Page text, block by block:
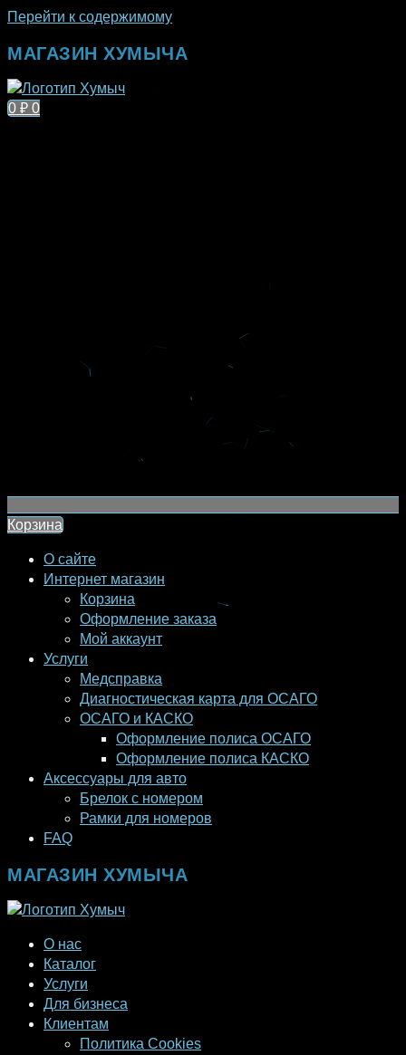
Перейти к содержимому
МАГАЗИН ХУМЫЧА
0 ₽ 0
Корзина
О сайте
Интернет магазин
Корзина
Оформление заказа
Мой аккаунт
Услуги
Медсправка
Диагностическая карта для ОСАГО
ОСАГО и КАСКО
Оформление полиса ОСАГО
Оформление полиса КАСКО
Аксессуары для авто
Брелок с номером
Рамки для номеров
FAQ
МАГАЗИН ХУМЫЧА
О нас
Каталог
Услуги
Для бизнеса
Клиентам
Политика Cookies